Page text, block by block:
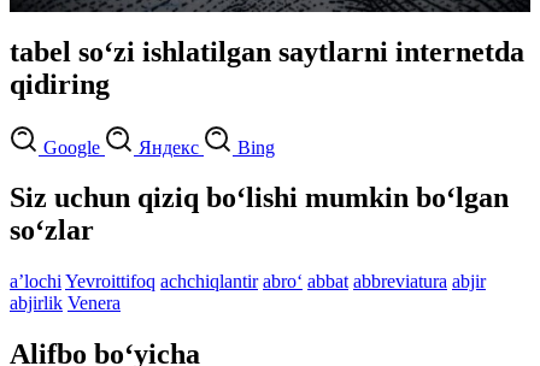
tabel so‘zi ishlatilgan saytlarni internetda
qidiring
Google Яндекс Bing
Siz uchun qiziq bo‘lishi mumkin bo‘lgan
so‘zlar
aʼlochi Yevroittifoq achchiqlantir abro‘ abbat abbreviatura abjir
abjirlik Venera
Alifbo bo‘yicha